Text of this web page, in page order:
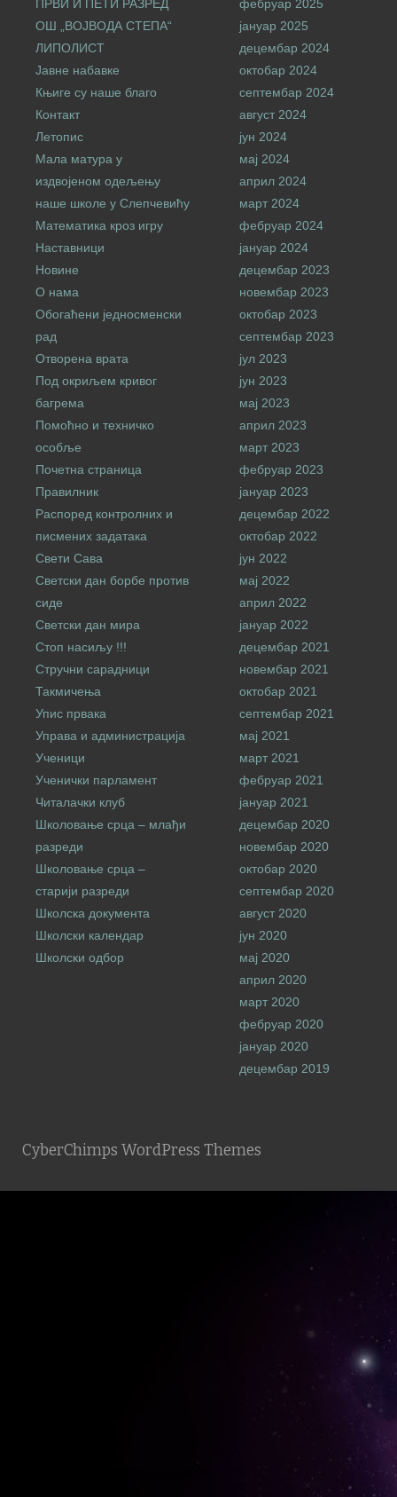
ПРВИ И ПЕТИ РАЗРЕД
ОШ „ВОЈВОДА СТЕПА“
ЛИПОЛИСТ
Јавне набавке
Књиге су наше благо
Контакт
Летопис
Мала матура у
издвојеном одељењу
наше школе у Слепчевићу
Математика кроз игру
Наставници
Новине
О нама
Обогаћени једносменски
рад
Отворена врата
Под окриљем кривог
багрема
Помоћно и техничко
особље
Почетна страница
Правилник
Распоред контролних и
писмених задатака
Свети Сава
Светски дан борбе против
сиде
Светски дан мира
Стоп насиљу !!!
Стручни сарадници
Такмичења
Упис првака
Управа и администрација
Ученици
Ученички парламент
Читалачки клуб
Школовање срца – млађи
разреди
Школовање срца –
старији разреди
Школска документа
Школски календар
Школски одбор
фебруар 2025
јануар 2025
децембар 2024
октобар 2024
септембар 2024
август 2024
јун 2024
мај 2024
април 2024
март 2024
фебруар 2024
јануар 2024
децембар 2023
новембар 2023
октобар 2023
септембар 2023
јул 2023
јун 2023
мај 2023
април 2023
март 2023
фебруар 2023
јануар 2023
децембар 2022
октобар 2022
јун 2022
мај 2022
април 2022
јануар 2022
децембар 2021
новембар 2021
октобар 2021
септембар 2021
мај 2021
март 2021
фебруар 2021
јануар 2021
децембар 2020
новембар 2020
октобар 2020
септембар 2020
август 2020
јун 2020
мај 2020
април 2020
март 2020
фебруар 2020
јануар 2020
децембар 2019
CyberChimps WordPress Themes